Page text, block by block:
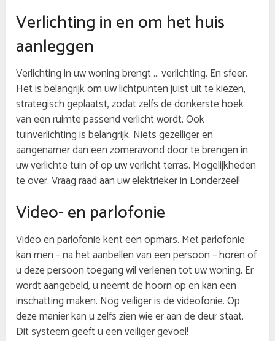
Verlichting in en om het huis
aanleggen
Verlichting in uw woning brengt … verlichting. En sfeer.
Het is belangrijk om uw lichtpunten juist uit te kiezen,
strategisch geplaatst, zodat zelfs de donkerste hoek
van een ruimte passend verlicht wordt. Ook
tuinverlichting is belangrijk. Niets gezelliger en
aangenamer dan een zomeravond door te brengen in
uw verlichte tuin of op uw verlicht terras. Mogelijkheden
te over. Vraag raad aan uw elektrieker in Londerzeel!
Video- en parlofonie
Video en parlofonie kent een opmars. Met parlofonie
kan men – na het aanbellen van een persoon – horen of
u deze persoon toegang wil verlenen tot uw woning. Er
wordt aangebeld, u neemt de hoorn op en kan een
inschatting maken. Nog veiliger is de videofonie. Op
deze manier kan u zelfs zien wie er aan de deur staat.
Dit systeem geeft u een veiliger gevoel!